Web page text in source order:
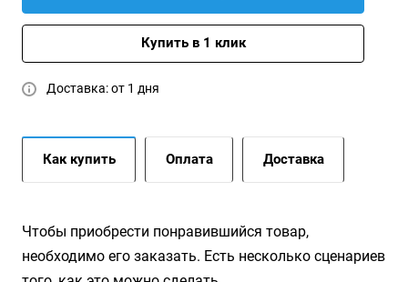
Купить в 1 клик
Доставка: от 1 дня
Как купить Оплата Доставка
Чтобы приобрести понравившийся товар,
необходимо его заказать. Есть несколько сценариев